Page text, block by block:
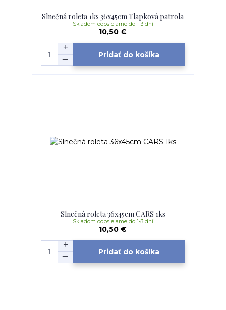
Slnečná roleta 1ks 36x45cm Tlapková patrola
10,50 €
Skladom odosielame do 1-3 dní
Pridať do košíka
Slnečná roleta 36x45cm CARS 1ks
10,50 €
Skladom odosielame do 1-3 dní
Pridať do košíka